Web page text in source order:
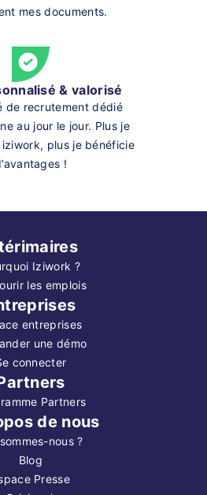
mes documents.
& valorisé
de recrutement dédié
au jour le jour. Plus je
plus je bénéficie
!
Iziwork ?
les emplois
entreprises
une démo
connecter
Partners
de nous
nous ?
Blog
Presse